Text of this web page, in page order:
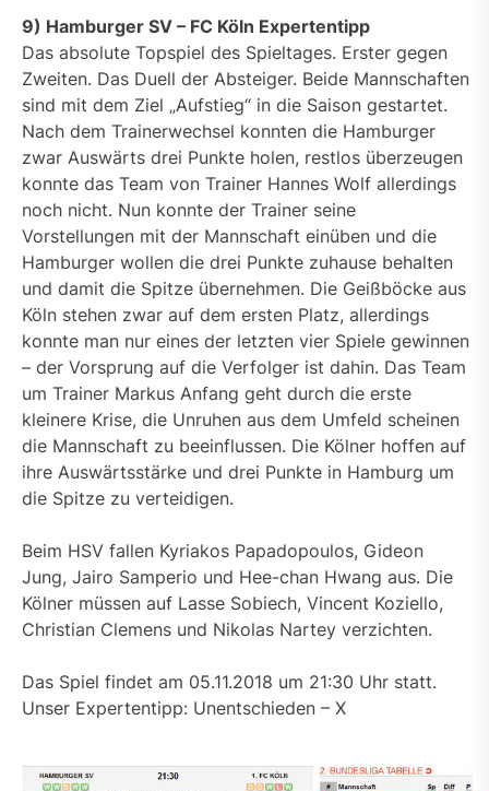
9) Hamburger SV – FC Köln Expertentipp
Das absolute Topspiel des Spieltages. Erster gegen
Zweiten. Das Duell der Absteiger. Beide Mannschaften
sind mit dem Ziel „Aufstieg“ in die Saison gestartet.
Nach dem Trainerwechsel konnten die Hamburger
zwar Auswärts drei Punkte holen, restlos überzeugen
konnte das Team von Trainer Hannes Wolf allerdings
noch nicht. Nun konnte der Trainer seine
Vorstellungen mit der Mannschaft einüben und die
Hamburger wollen die drei Punkte zuhause behalten
und damit die Spitze übernehmen. Die Geißböcke aus
Köln stehen zwar auf dem ersten Platz, allerdings
konnte man nur eines der letzten vier Spiele gewinnen
– der Vorsprung auf die Verfolger ist dahin. Das Team
um Trainer Markus Anfang geht durch die erste
kleinere Krise, die Unruhen aus dem Umfeld scheinen
die Mannschaft zu beeinflussen. Die Kölner hoffen auf
ihre Auswärtsstärke und drei Punkte in Hamburg um
die Spitze zu verteidigen.
Beim HSV fallen Kyriakos Papadopoulos, Gideon
Jung, Jairo Samperio und Hee-chan Hwang aus. Die
Kölner müssen auf Lasse Sobiech, Vincent Koziello,
Christian Clemens und Nikolas Nartey verzichten.
Das Spiel findet am 05.11.2018 um 21:30 Uhr statt.
Unser Expertentipp: Unentschieden – X